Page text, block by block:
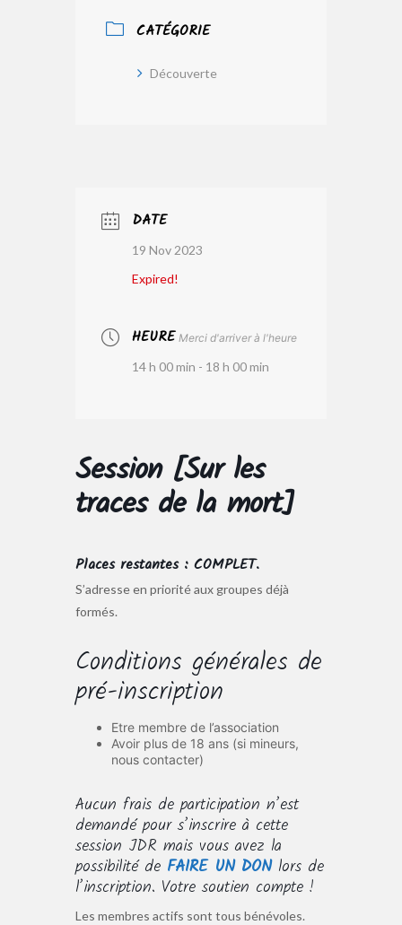
CATÉGORIE
Découverte
DATE
19 Nov 2023
Expired!
HEURE Merci d'arriver à l'heure
14 h 00 min - 18 h 00 min
Session [Sur les
traces de la mort]
Places restantes : COMPLET.
S’adresse en priorité aux groupes déjà
formés.
Conditions générales de
pré-inscription
Etre membre de l’association
Avoir plus de 18 ans (si mineurs,
nous contacter)
Aucun frais de participation n’est
demandé pour s’inscrire à cette
session JDR mais vous avez la
possibilité de FAIRE UN DON lors de
l’inscription. Votre soutien compte !
Les membres actifs sont tous bénévoles.